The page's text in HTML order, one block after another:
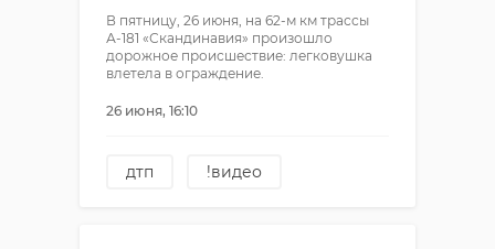
В пятницу, 26 июня, на 62-м км трассы
А-181 «Скандинавия» произошло
дорожное происшествие: легковушка
влетела в ограждение.
26 июня, 16:10
дтп !видео